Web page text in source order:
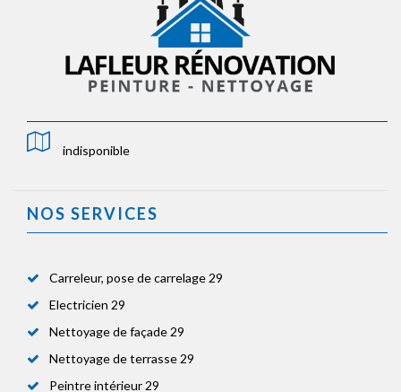
indisponible
NOS SERVICES
Carreleur, pose de carrelage 29
Electricien 29
Nettoyage de façade 29
Nettoyage de terrasse 29
Peintre intérieur 29